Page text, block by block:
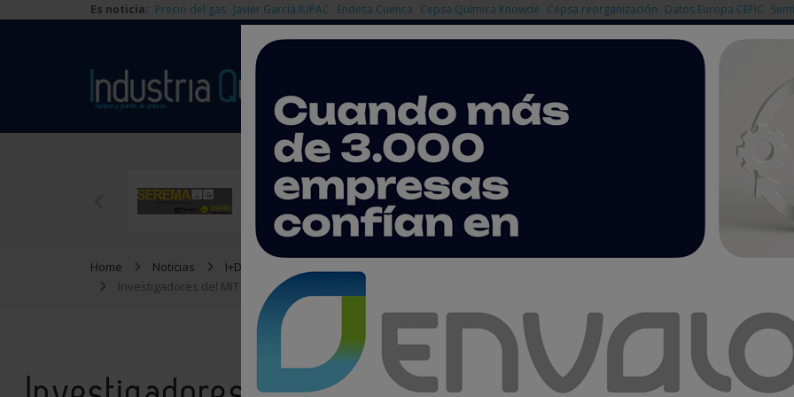
Es noticia: Precio del gas Javier García IUPAC Endesa Cuenca Cepsa Química Knowde Cepsa reorganización Datos Europa CEFIC
Home Noticias
I+D
Investigadores del MIT desarrollan técnicas espectroscópicas para detectar ´moléculas imposibles´ para la química